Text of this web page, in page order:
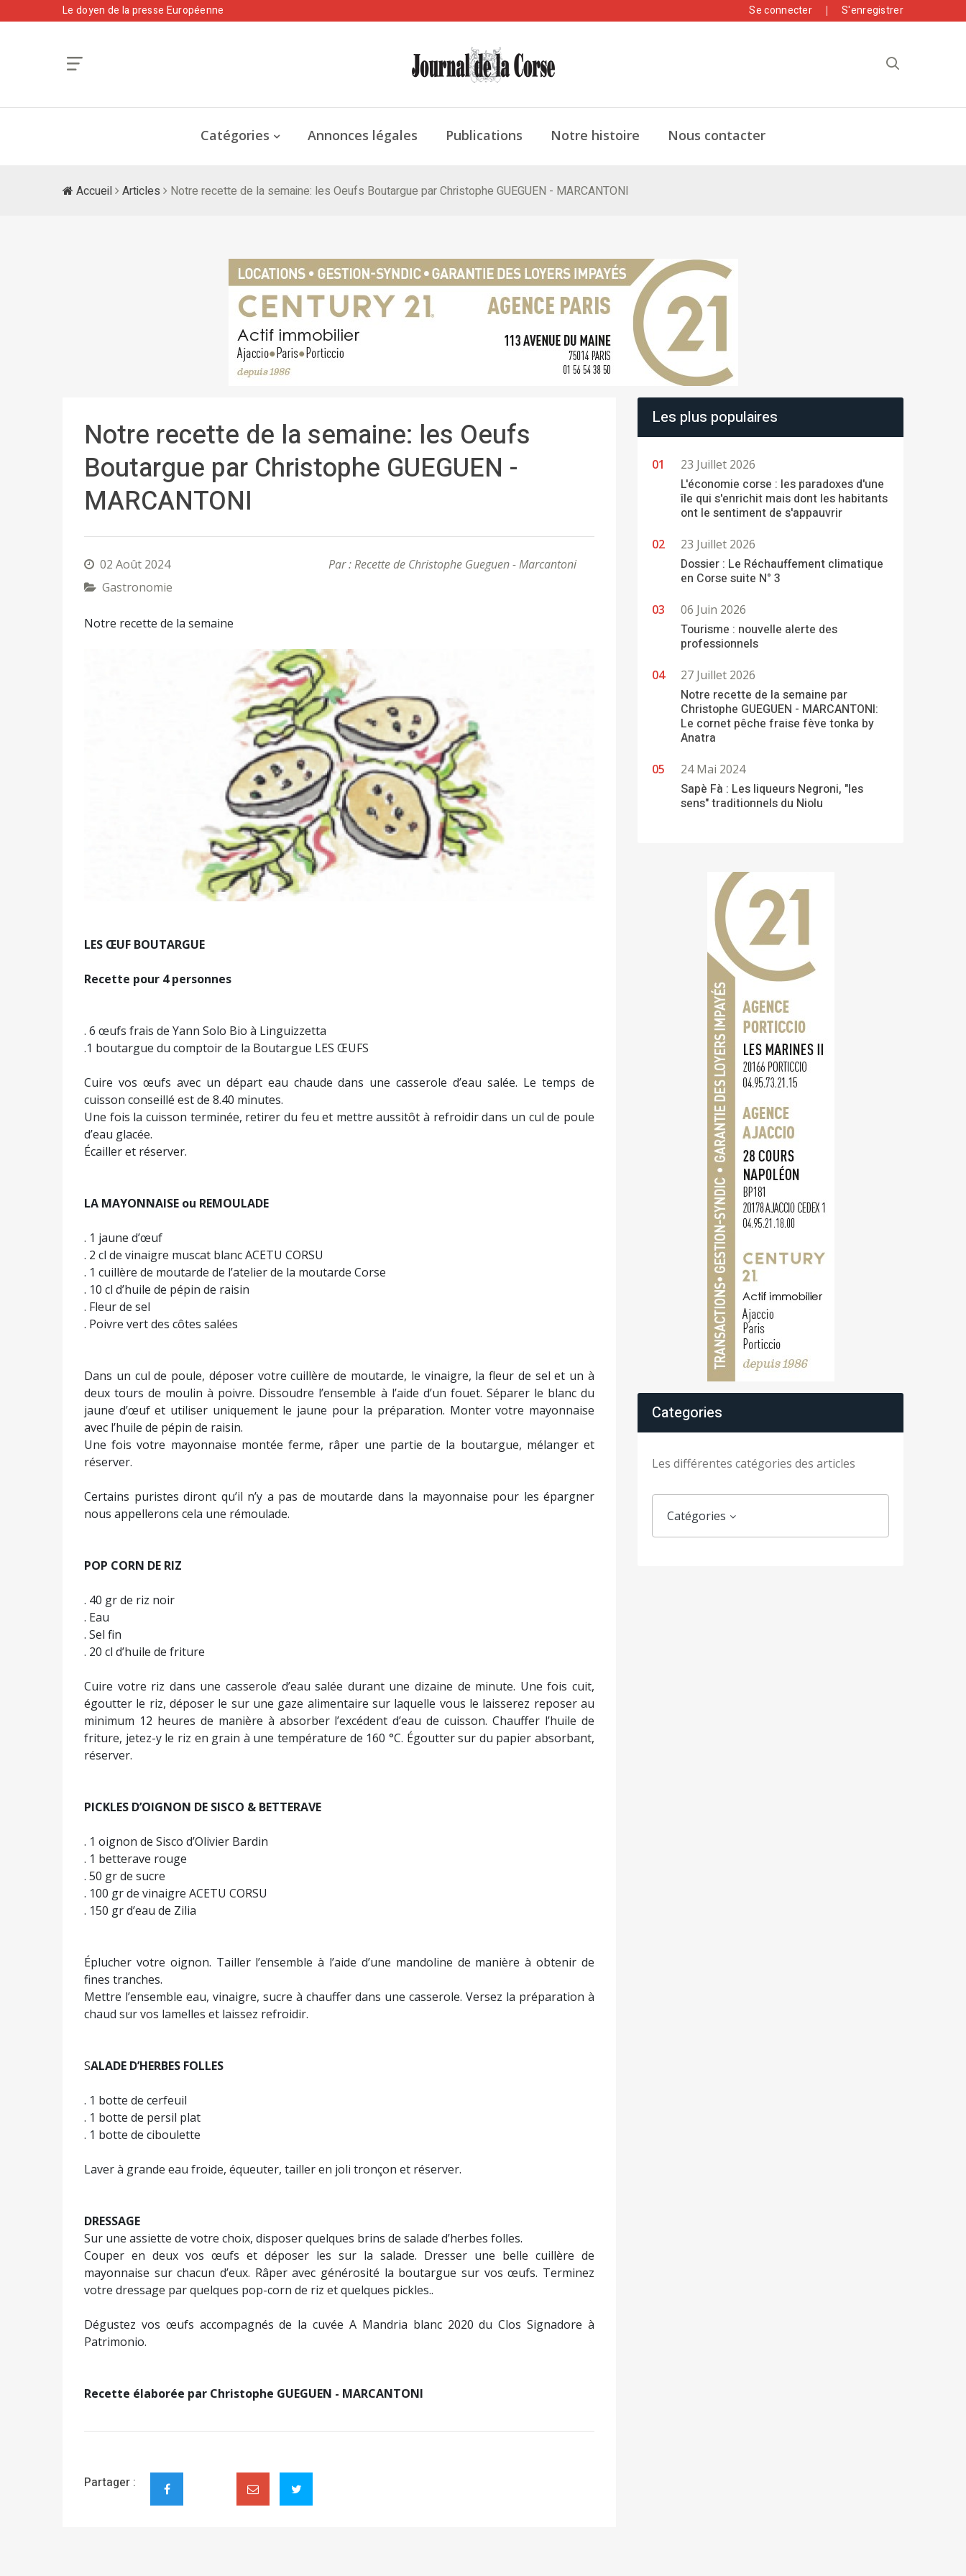
Le doyen de la presse Européenne Se connecter S'enregistrer
Catégories Annonces légales Publications Notre histoire Nous contacter
Accueil Articles Notre recette de la semaine: les Oeufs Boutargue par Christophe GUEGUEN - MARCANTONI
Notre recette de la semaine: les Oeufs
Boutargue par Christophe GUEGUEN -
MARCANTONI
02 Août 2024
Par : Recette de Christophe Gueguen - Marcantoni
Gastronomie
Notre recette de la semaine
LES ŒUF BOUTARGUE
Recette pour 4 personnes
. 6 œufs frais de Yann Solo Bio à Linguizzetta
.1 boutargue du comptoir de la Boutargue LES ŒUFS
Cuire vos œufs avec un départ eau chaude dans une casserole d’eau salée. Le temps de
cuisson conseillé est de 8.40 minutes.
Une fois la cuisson terminée, retirer du feu et mettre aussitôt à refroidir dans un cul de poule
d’eau glacée.
Écailler et réserver.
LA MAYONNAISE ou REMOULADE
. 1 jaune d’œuf
. 2 cl de vinaigre muscat blanc ACETU CORSU
. 1 cuillère de moutarde de l’atelier de la moutarde Corse
. 10 cl d’huile de pépin de raisin
. Fleur de sel
. Poivre vert des côtes salées
Dans un cul de poule, déposer votre cuillère de moutarde, le vinaigre, la fleur de sel et un à
deux tours de moulin à poivre. Dissoudre l’ensemble à l’aide d’un fouet. Séparer le blanc du
jaune d’œuf et utiliser uniquement le jaune pour la préparation. Monter votre mayonnaise
avec l’huile de pépin de raisin.
Une fois votre mayonnaise montée ferme, râper une partie de la boutargue, mélanger et
réserver.
Certains puristes diront qu’il n’y a pas de moutarde dans la mayonnaise pour les épargner
nous appellerons cela une rémoulade.
POP CORN DE RIZ
. 40 gr de riz noir
. Eau
. Sel fin
. 20 cl d’huile de friture
Cuire votre riz dans une casserole d’eau salée durant une dizaine de minute. Une fois cuit,
égoutter le riz, déposer le sur une gaze alimentaire sur laquelle vous le laisserez reposer au
minimum 12 heures de manière à absorber l’excédent d’eau de cuisson. Chauffer l’huile de
friture, jetez-y le riz en grain à une température de 160 °C. Égoutter sur du papier absorbant,
réserver.
PICKLES D’OIGNON DE SISCO & BETTERAVE
. 1 oignon de Sisco d’Olivier Bardin
. 1 betterave rouge
. 50 gr de sucre
. 100 gr de vinaigre ACETU CORSU
. 150 gr d’eau de Zilia
Éplucher votre oignon. Tailler l’ensemble à l’aide d’une mandoline de manière à obtenir de
fines tranches.
Mettre l’ensemble eau, vinaigre, sucre à chauffer dans une casserole. Versez la préparation à
chaud sur vos lamelles et laissez refroidir.
SALADE D’HERBES FOLLES
. 1 botte de cerfeuil
. 1 botte de persil plat
. 1 botte de ciboulette
Laver à grande eau froide, équeuter, tailler en joli tronçon et réserver.
DRESSAGE
Sur une assiette de votre choix, disposer quelques brins de salade d’herbes folles.
Couper en deux vos œufs et déposer les sur la salade. Dresser une belle cuillère de
mayonnaise sur chacun d’eux. Râper avec générosité la boutargue sur vos œufs. Terminez
votre dressage par quelques pop-corn de riz et quelques pickles..
Dégustez vos œufs accompagnés de la cuvée A Mandria blanc 2020 du Clos Signadore à
Patrimonio.
Recette élaborée par Christophe GUEGUEN - MARCANTONI
Partager :
Les plus populaires
23 Juillet 2026
L'économie corse : les paradoxes d'une
île qui s'enrichit mais dont les habitants
ont le sentiment de s'appauvrir
23 Juillet 2026
Dossier : Le Réchauffement climatique
en Corse suite N° 3
06 Juin 2026
Tourisme : nouvelle alerte des
professionnels
27 Juillet 2026
Notre recette de la semaine par
Christophe GUEGUEN - MARCANTONI:
Le cornet pêche fraise fève tonka by
Anatra
24 Mai 2024
Sapè Fà : Les liqueurs Negroni, "les
sens" traditionnels du Niolu
Categories
Les différentes catégories des articles
Catégories